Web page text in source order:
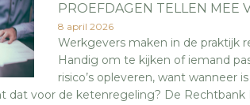
PROEFDAGEN TELLEN MEE
8 april 2026
Werkgevers maken in de praktijk
Handig om te kijken of iemand
risico’s opleveren, want wanneer
dat voor de ketenregeling? De Rechtbank